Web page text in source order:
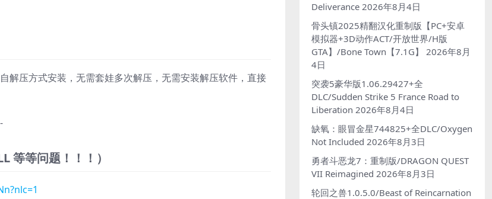
解压方式安装，无需套娃多次解压，无需安装解压软件，直接
等等问题！！！）
Deliverance 2026年8月4日
骨头镇2025精翻汉化重制版【PC+安卓
模拟器+3D动作ACT/开放世界/H版
GTA】/Bone Town【7.1G】
2026年8月
4日
突袭5豪华版1.06.29427+全
DLC/Sudden Strike 5 France Road to
Liberation 2026年8月4日
缺氧：眼冒金星744825+全DLC/Oxygen
Not Included 2026年8月3日
勇者斗恶龙7：重制版/DRAGON QUEST
VII Reimagined 2026年8月3日
轮回之兽1.0.5.0/Beast of Reincarnation